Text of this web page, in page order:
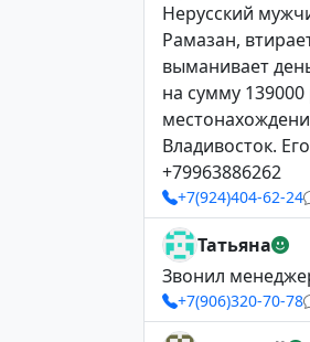
Нерусский
Рамазан,
выманивает
на сумму
Владивосток.
+79963886262
+7(924)404-62-24
Татьяна
Звонил
+7(906)320-70-78